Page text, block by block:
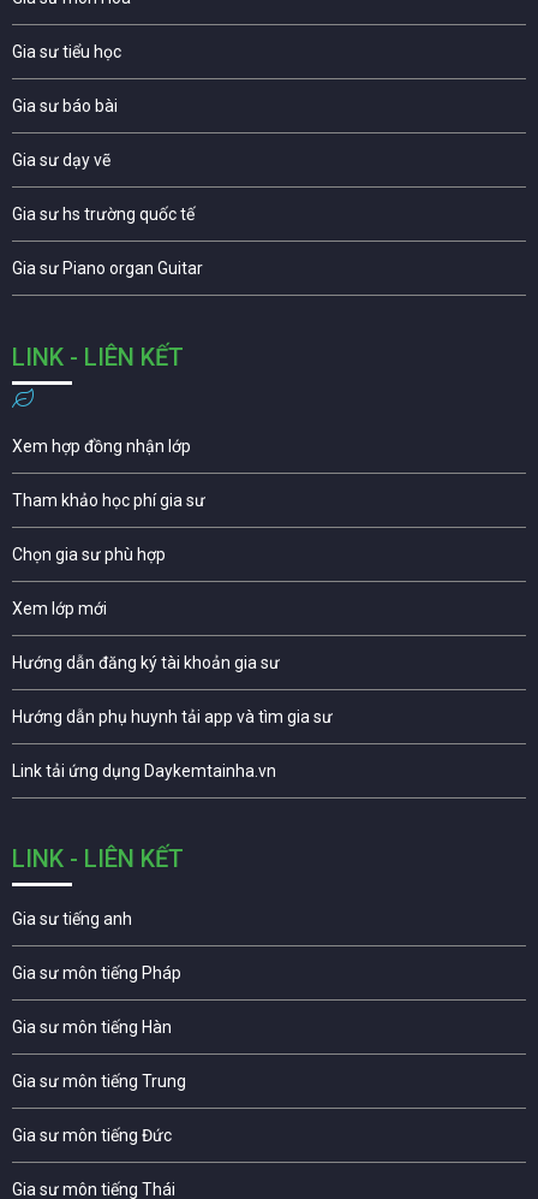
Gia sư tiểu học
Gia sư báo bài
Gia sư dạy vẽ
Gia sư hs trường quốc tế
Gia sư Piano organ Guitar
LINK - LIÊN KẾT
Xem hợp đồng nhận lớp
Tham khảo học phí gia sư
Chọn gia sư phù hợp
Xem lớp mới
Hướng dẫn đăng ký tài khoản gia sư
Hướng dẫn phụ huynh tải app và tìm gia sư
Link tải ứng dụng Daykemtainha.vn
LINK - LIÊN KẾT
Gia sư tiếng anh
Gia sư môn tiếng Pháp
Gia sư môn tiếng Hàn
Gia sư môn tiếng Trung
Gia sư môn tiếng Đức
Gia sư môn tiếng Thái